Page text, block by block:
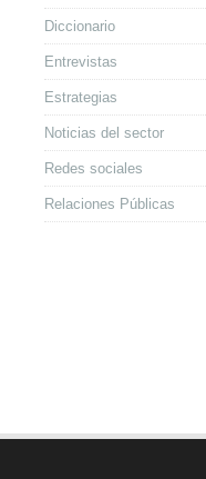
Diccionario
Entrevistas
Estrategias
Noticias del sector
Redes sociales
Relaciones Públicas